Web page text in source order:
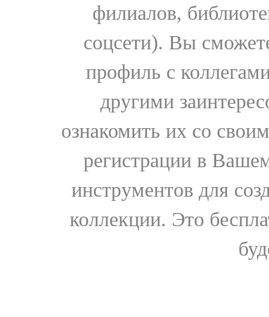
филиалов,
соцсети). Вы
профиль с
другими
ознакомить их со
регистрации в
инструментов для
коллекции. Это